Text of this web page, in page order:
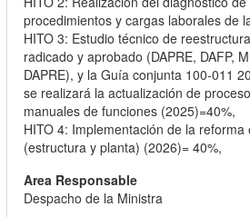
procedimientos y cargas laborales de
HITO 3: Estudio técnico de
radicado y aprobado (DAPRE, DAFP,
DAPRE), y la Guía conjunta 100-011
se realizará la actualización de
manuales de funciones (2025)=40%,
HITO 4: Implementación de la reforma
(estructura y planta) (2026)= 40%,
Despacho de la Ministra